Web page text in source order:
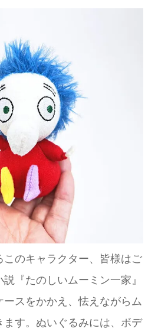
のキャラクター、皆様はご
『たのしいムーミン一家』
スをかかえ、怯えながらム
す。ぬいぐるみには、ボデ